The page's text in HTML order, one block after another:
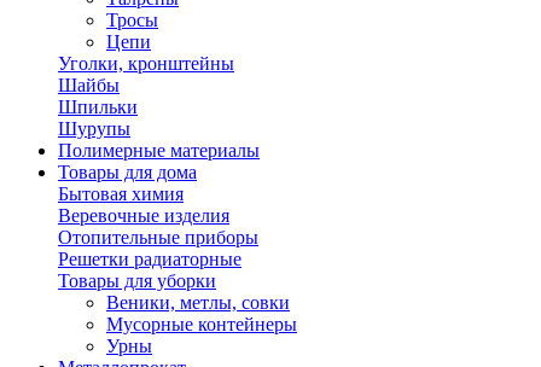
Тросы
Цепи
Уголки, кронштейны
Шайбы
Шпильки
Шурупы
Полимерные материалы
Товары для дома
Бытовая химия
Веревочные изделия
Отопительные приборы
Решетки радиаторные
Товары для уборки
Веники, метлы, совки
Мусорные контейнеры
Урны